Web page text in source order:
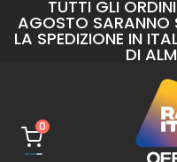
TUTTI GLI
AGOSTO
LA SPEDIZIONE IN
DI
0